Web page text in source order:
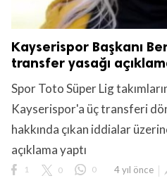
Kayserispor Başkanı
transfer yasağı
Spor Toto Süper Lig
Kayserispor'a üç transferi
hakkında çıkan iddialar
açıklama yaptı
1 0 0 4 yıl önce